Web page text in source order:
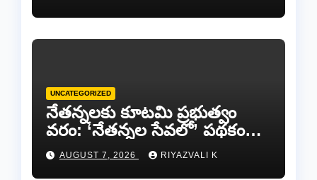
UNCATEGORIZED
​నేతన్నలకు కూటమి ప్రభుత్వం
వరం: ‘నేతన్నల సేవలో’ పథకం
ద్వారా ఏటా ₹25,000 ఆర్థిక
సాయం!
AUGUST 7, 2026 RIYAZVALI K